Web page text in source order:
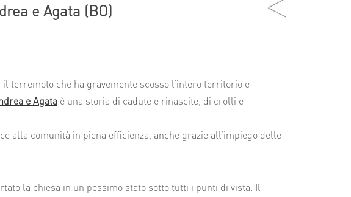
e Agata (BO)
terremoto che ha gravemente scosso l’intero territorio e
e Agata è una storia di cadute e rinascite, di crolli e
alla comunità in piena efficienza, anche grazie all’impiego delle
la chiesa in un pessimo stato sotto tutti i punti di vista. Il